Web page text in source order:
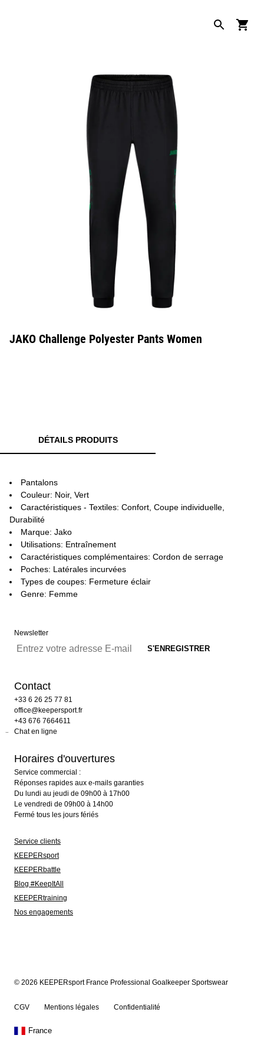
JAKO Challenge Polyester Pants Women
DÉTAILS PRODUITS
Pantalons
Couleur: Noir, Vert
Caractéristiques - Textiles: Confort, Coupe individuelle,
Durabilité
Marque: Jako
Utilisations: Entraînement
Caractéristiques complémentaires: Cordon de serrage
Poches: Latérales incurvées
Types de coupes: Fermeture éclair
Genre: Femme
Newsletter
Contact
+33 6 26 25 77 81
office@keepersport.fr
+43 676 7664611
Chat en ligne
Horaires d'ouvertures
Service commercial :
Réponses rapides aux e-mails garanties
Du lundi au jeudi de 09h00 à 17h00
Le vendredi de 09h00 à 14h00
Fermé tous les jours fériés
Service clients
KEEPERsport
KEEPERbattle
Blog #KeepItAll
KEEPERtraining
Nos engagements
© 2026 KEEPERsport France Professional Goalkeeper Sportswear
CGV Mentions légales Confidentialité
France